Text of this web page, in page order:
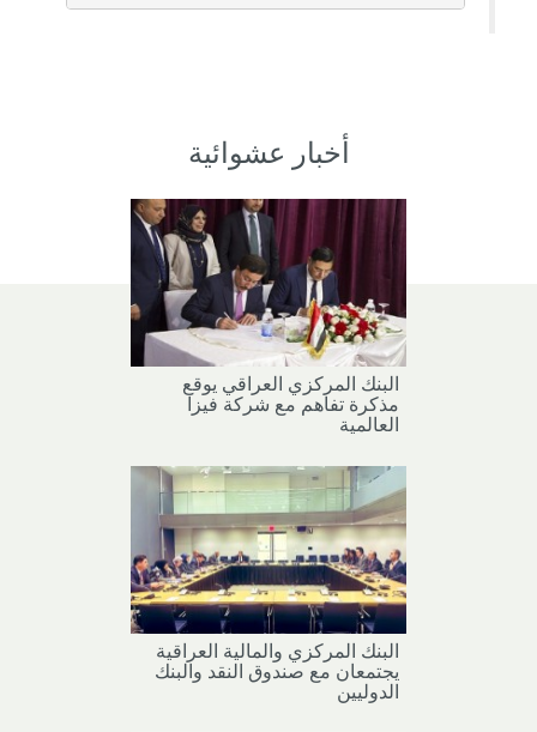
أخبار عشوائية
البنك المركزي العراقي يوقع
مذكرة تفاهم مع شركة فيزا
العالمية
البنك المركزي والمالية العراقية
يجتمعان مع صندوق النقد والبنك
الدوليين